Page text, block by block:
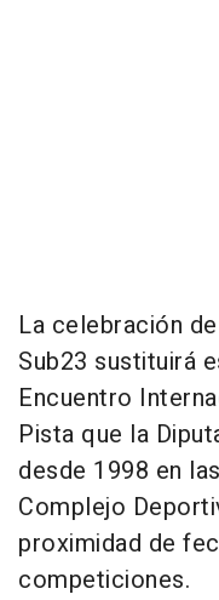
La celebración
Sub23 sustituirá
Encuentro
Pista que la
desde 1998 en
Complejo
proximidad de
competiciones.